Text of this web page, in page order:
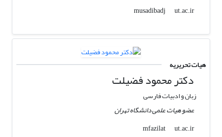
musadibadj
ut.ac.ir
هیات تحریریه
دکتر محمود فضیلت
زبان و ادبیات فارسی
عضو هیات علمی دانشگاه تهران
mfazilat
ut.ac.ir